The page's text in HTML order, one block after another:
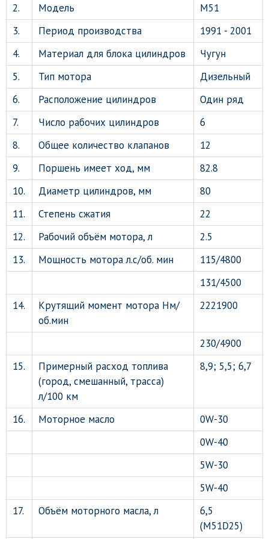
2.
Модель
М51
3.
Период производства
1991 - 2001
4.
Материал для блока цилиндров
Чугун
5.
Тип мотора
Дизельный
6.
Расположение цилиндров
Один ряд
7.
Число рабочих цилиндров
6
8.
Общее количество клапанов
12
9.
Поршень имеет ход, мм
82.8
10.
Диаметр цилиндров, мм
80
11.
Степень сжатия
22
12.
Рабочий объём мотора, л
2.5
13.
Мощность мотора л.с/об. мин
115/4800
131/4500
14.
Крутящий момент мотора Нм/
об.мин
2221900
230/4900
15.
Примерный расход топлива
(город, смешанный, трасса)
л/100 км
8,9; 5,5; 6,7
16. Моторное масло
0W-30
0W-40
5W-30
5W-40
17.
Объём моторного масла, л
6,5
(M51D25)